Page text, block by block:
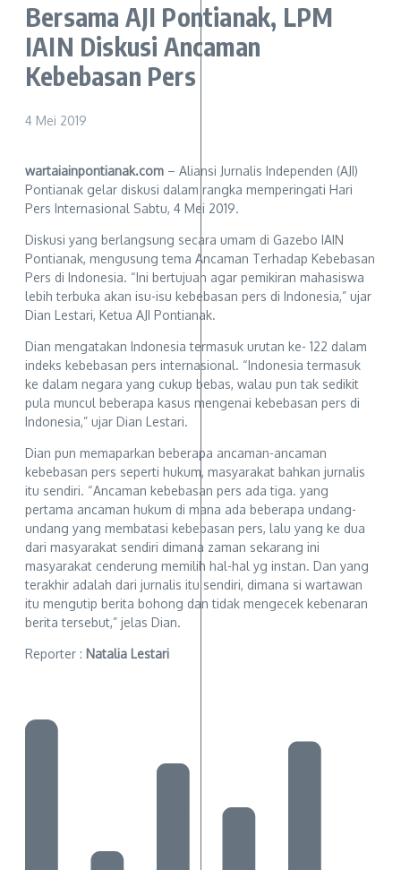
Bersama AJI Pontianak, LPM
IAIN Diskusi Ancaman
Kebebasan Pers
4 Mei 2019
wartaiainpontianak.com – Aliansi Jurnalis Independen (AJI)
Pontianak gelar diskusi dalam rangka memperingati Hari
Pers Internasional Sabtu, 4 Mei 2019.
Diskusi yang berlangsung secara umam di Gazebo IAIN
Pontianak, mengusung tema Ancaman Terhadap Kebebasan
Pers di Indonesia. “Ini bertujuan agar pemikiran mahasiswa
lebih terbuka akan isu-isu kebebasan pers di Indonesia,” ujar
Dian Lestari, Ketua AJI Pontianak.
Dian mengatakan Indonesia termasuk urutan ke- 122 dalam
indeks kebebasan pers internasional. “Indonesia termasuk
ke dalam negara yang cukup bebas, walau pun tak sedikit
pula muncul beberapa kasus mengenai kebebasan pers di
Indonesia,” ujar Dian Lestari.
Dian pun memaparkan beberapa ancaman-ancaman
kebebasan pers seperti hukum, masyarakat bahkan jurnalis
itu sendiri. “Ancaman kebebasan pers ada tiga. yang
pertama ancaman hukum di mana ada beberapa undang-
undang yang membatasi kebebasan pers, lalu yang ke dua
dari masyarakat sendiri dimana zaman sekarang ini
masyarakat cenderung memilih hal-hal yg instan. Dan yang
terakhir adalah dari jurnalis itu sendiri, dimana si wartawan
itu mengutip berita bohong dan tidak mengecek kebenaran
berita tersebut,” jelas Dian.
Reporter : Natalia Lestari